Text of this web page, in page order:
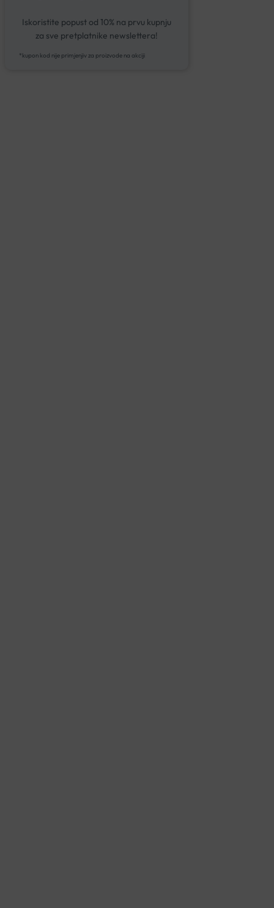
Iskoristite popust od 10% na prvu kupnju
za sve pretplatnike newslettera!
*kupon kod nije primjenjiv za proizvode na akciji